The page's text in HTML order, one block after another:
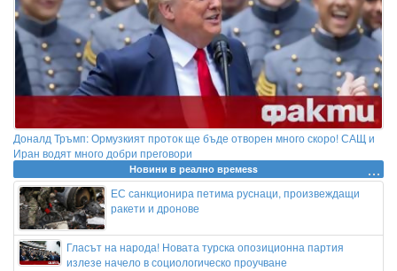
Доналд Тръмп: Ормузкият проток ще бъде отворен много скоро! САЩ и
Иран водят много добри преговори
Новини в реално времеss
ЕС санкционира петима руснаци, произвеждащи
ракети и дронове
Гласът на народа! Новата турска опозиционна партия
излезе начело в социологическо проучване